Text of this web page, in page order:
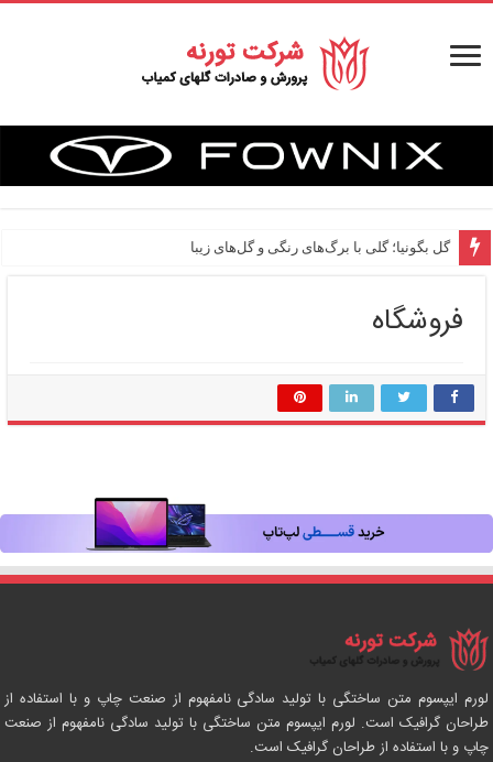
گل بگونیا؛ گلی با برگ‌های رنگی و گل‌های زیبا
فروشگاه
لورم ایپسوم متن ساختگی با تولید سادگی نامفهوم از صنعت چاپ و با استفاده از
طراحان گرافیک است. لورم ایپسوم متن ساختگی با تولید سادگی نامفهوم از صنعت
چاپ و با استفاده از طراحان گرافیک است.